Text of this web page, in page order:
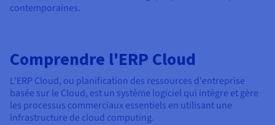
contemporaines.
Comprendre l'ERP Cloud
L'ERP Cloud, ou planification des ressources d'entreprise
basée sur le Cloud, est un système logiciel qui intègre et gère
les processus commerciaux essentiels en utilisant une
infrastructure de cloud computing.